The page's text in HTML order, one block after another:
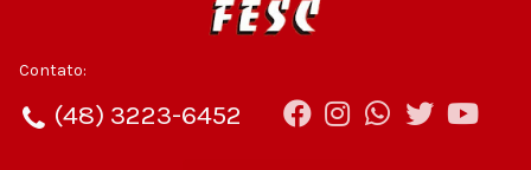
Contato:
(48) 3223-6452